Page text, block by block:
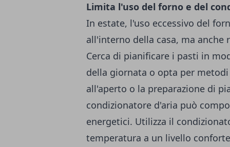
Limita l'uso del forno e del
In estate, l'uso eccessivo del
all'interno della casa, ma anche
Cerca di pianificare i pasti in
della giornata o opta per
all'aperto o la preparazione di
condizionatore d'aria può
energetici. Utilizza il
temperatura a un livello